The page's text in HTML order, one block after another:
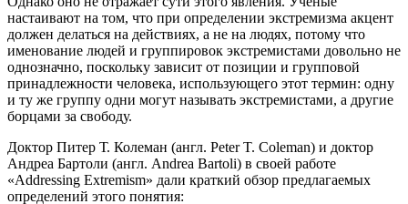
настаивают на том, что при определении экстремизма акцент
должен делаться на действиях, а не на людях, потому что
именование людей и группировок экстремистами довольно не
однозначно, поскольку зависит от позиции и групповой
принадлежности человека, использующего этот термин: одну
и ту же группу одни могут называть экстремистами, а другие
борцами за свободу.
Доктор Питер Т. Колеман (англ. Peter T. Coleman) и доктор
Андреа Бартоли (англ. Andrea Bartoli) в своей работе
«Addressing Extremism» дали краткий обзор предлагаемых
определений этого понятия: